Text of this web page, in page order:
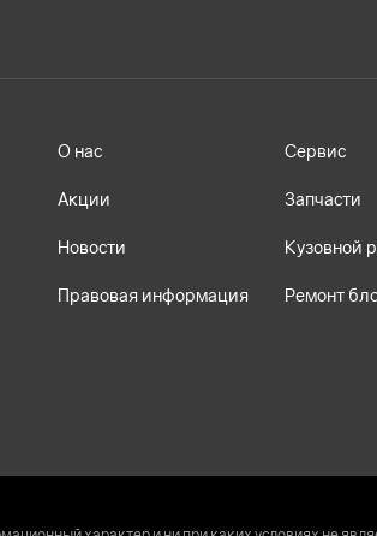
О нас
Акции
Новости
Правовая информация
Сервис
Запчасти
Кузовной
Ремонт